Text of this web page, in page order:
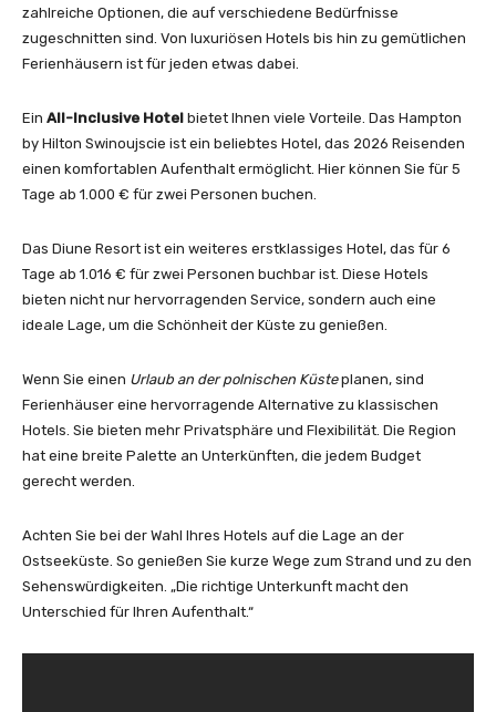
zahlreiche Optionen, die auf verschiedene Bedürfnisse
zugeschnitten sind. Von luxuriösen Hotels bis hin zu gemütlichen
Ferienhäusern ist für jeden etwas dabei.
Ein All-Inclusive Hotel bietet Ihnen viele Vorteile. Das Hampton
by Hilton Swinoujscie ist ein beliebtes Hotel, das 2026 Reisenden
einen komfortablen Aufenthalt ermöglicht. Hier können Sie für 5
Tage ab 1.000 € für zwei Personen buchen.
Das Diune Resort ist ein weiteres erstklassiges Hotel, das für 6
Tage ab 1.016 € für zwei Personen buchbar ist. Diese Hotels
bieten nicht nur hervorragenden Service, sondern auch eine
ideale Lage, um die Schönheit der Küste zu genießen.
Wenn Sie einen Urlaub an der polnischen Küsteplanen, sind
Ferienhäuser eine hervorragende Alternative zu klassischen
Hotels. Sie bieten mehr Privatsphäre und Flexibilität. Die Region
hat eine breite Palette an Unterkünften, die jedem Budget
gerecht werden.
Achten Sie bei der Wahl Ihres Hotels auf die Lage an der
Ostseeküste. So genießen Sie kurze Wege zum Strand und zu den
Sehenswürdigkeiten. „Die richtige Unterkunft macht den
Unterschied für Ihren Aufenthalt.“